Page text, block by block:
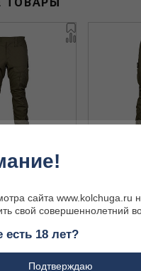
15184 green
13 410 ₽
сайта www.kolchuga.ru
свой совершеннолетний
18 лет?
Подтверждаю